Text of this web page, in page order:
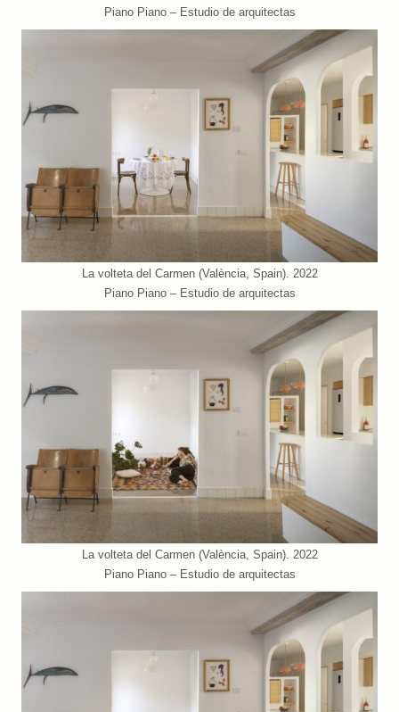
Piano Piano – Estudio de arquitectas
La volteta del Carmen (València, Spain). 2022
Piano Piano – Estudio de arquitectas
La volteta del Carmen (València, Spain). 2022
Piano Piano – Estudio de arquitectas